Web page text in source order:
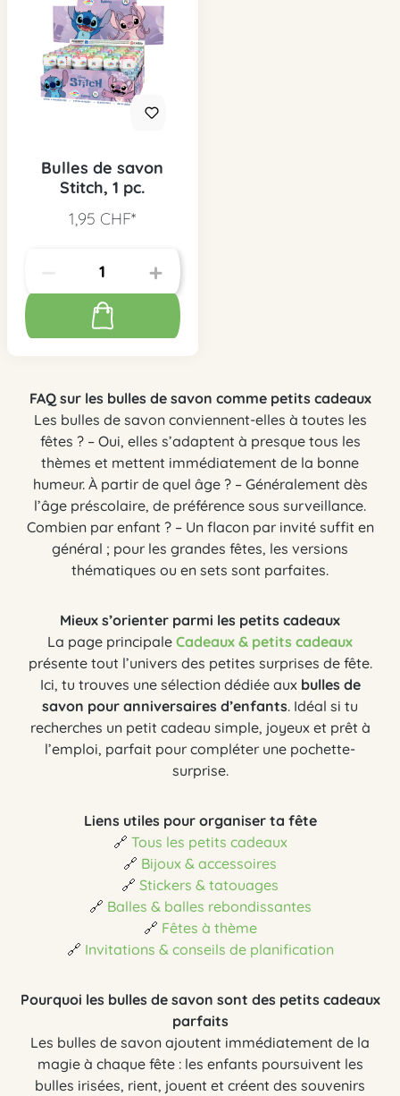
Bulles de savon
Stitch, 1 pc.
1,95 CHF*
FAQ sur les bulles de savon comme petits cadeaux
Les bulles de savon conviennent-elles à toutes les
fêtes ? – Oui, elles s’adaptent à presque tous les
thèmes et mettent immédiatement de la bonne
humeur. À partir de quel âge ? – Généralement dès
l’âge préscolaire, de préférence sous surveillance.
Combien par enfant ? – Un flacon par invité suffit en
général ; pour les grandes fêtes, les versions
thématiques ou en sets sont parfaites.
Mieux s’orienter parmi les petits cadeaux
La page principale Cadeaux & petits cadeaux
présente tout l’univers des petites surprises de fête.
Ici, tu trouves une sélection dédiée aux bulles de
savon pour anniversaires d’enfants. Idéal si tu
recherches un petit cadeau simple, joyeux et prêt à
l’emploi, parfait pour compléter une pochette-
surprise.
Liens utiles pour organiser ta fête
🔗 Tous les petits cadeaux
🔗 Bijoux & accessoires
🔗 Stickers & tatouages
🔗 Balles & balles rebondissantes
🔗 Fêtes à thème
🔗 Invitations & conseils de planification
Pourquoi les bulles de savon sont des petits cadeaux
parfaits
Les bulles de savon ajoutent immédiatement de la
magie à chaque fête : les enfants poursuivent les
bulles irisées, rient, jouent et créent des souvenirs